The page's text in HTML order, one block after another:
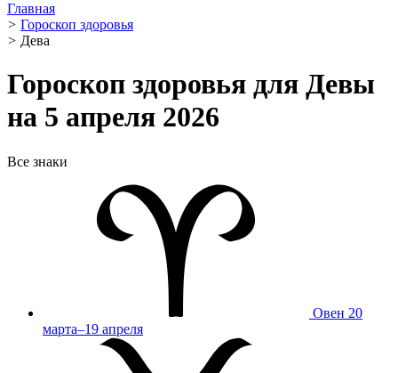
Главная
> Гороскоп здоровья
> Дева ️
Гороскоп здоровья для Девы
на 5 апреля 2026
Все знаки
Овен 20
марта–19 апреля